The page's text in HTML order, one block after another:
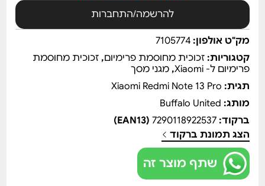
להרשמה/התחברות
מק"ט אולפון:7105774
קטגוריות:זכוכית מחוסמת פרימיום,זכוכית מחוסמת
פרימיום ל- Xiaomi
,מגני מסך
תגית: Xiaomi Redmi Note 13 Pro
מותג: Buffalo United
ברקוד:7290118922537
(EAN13)
הצג תמונת ברקוד
שתף מוצר זה